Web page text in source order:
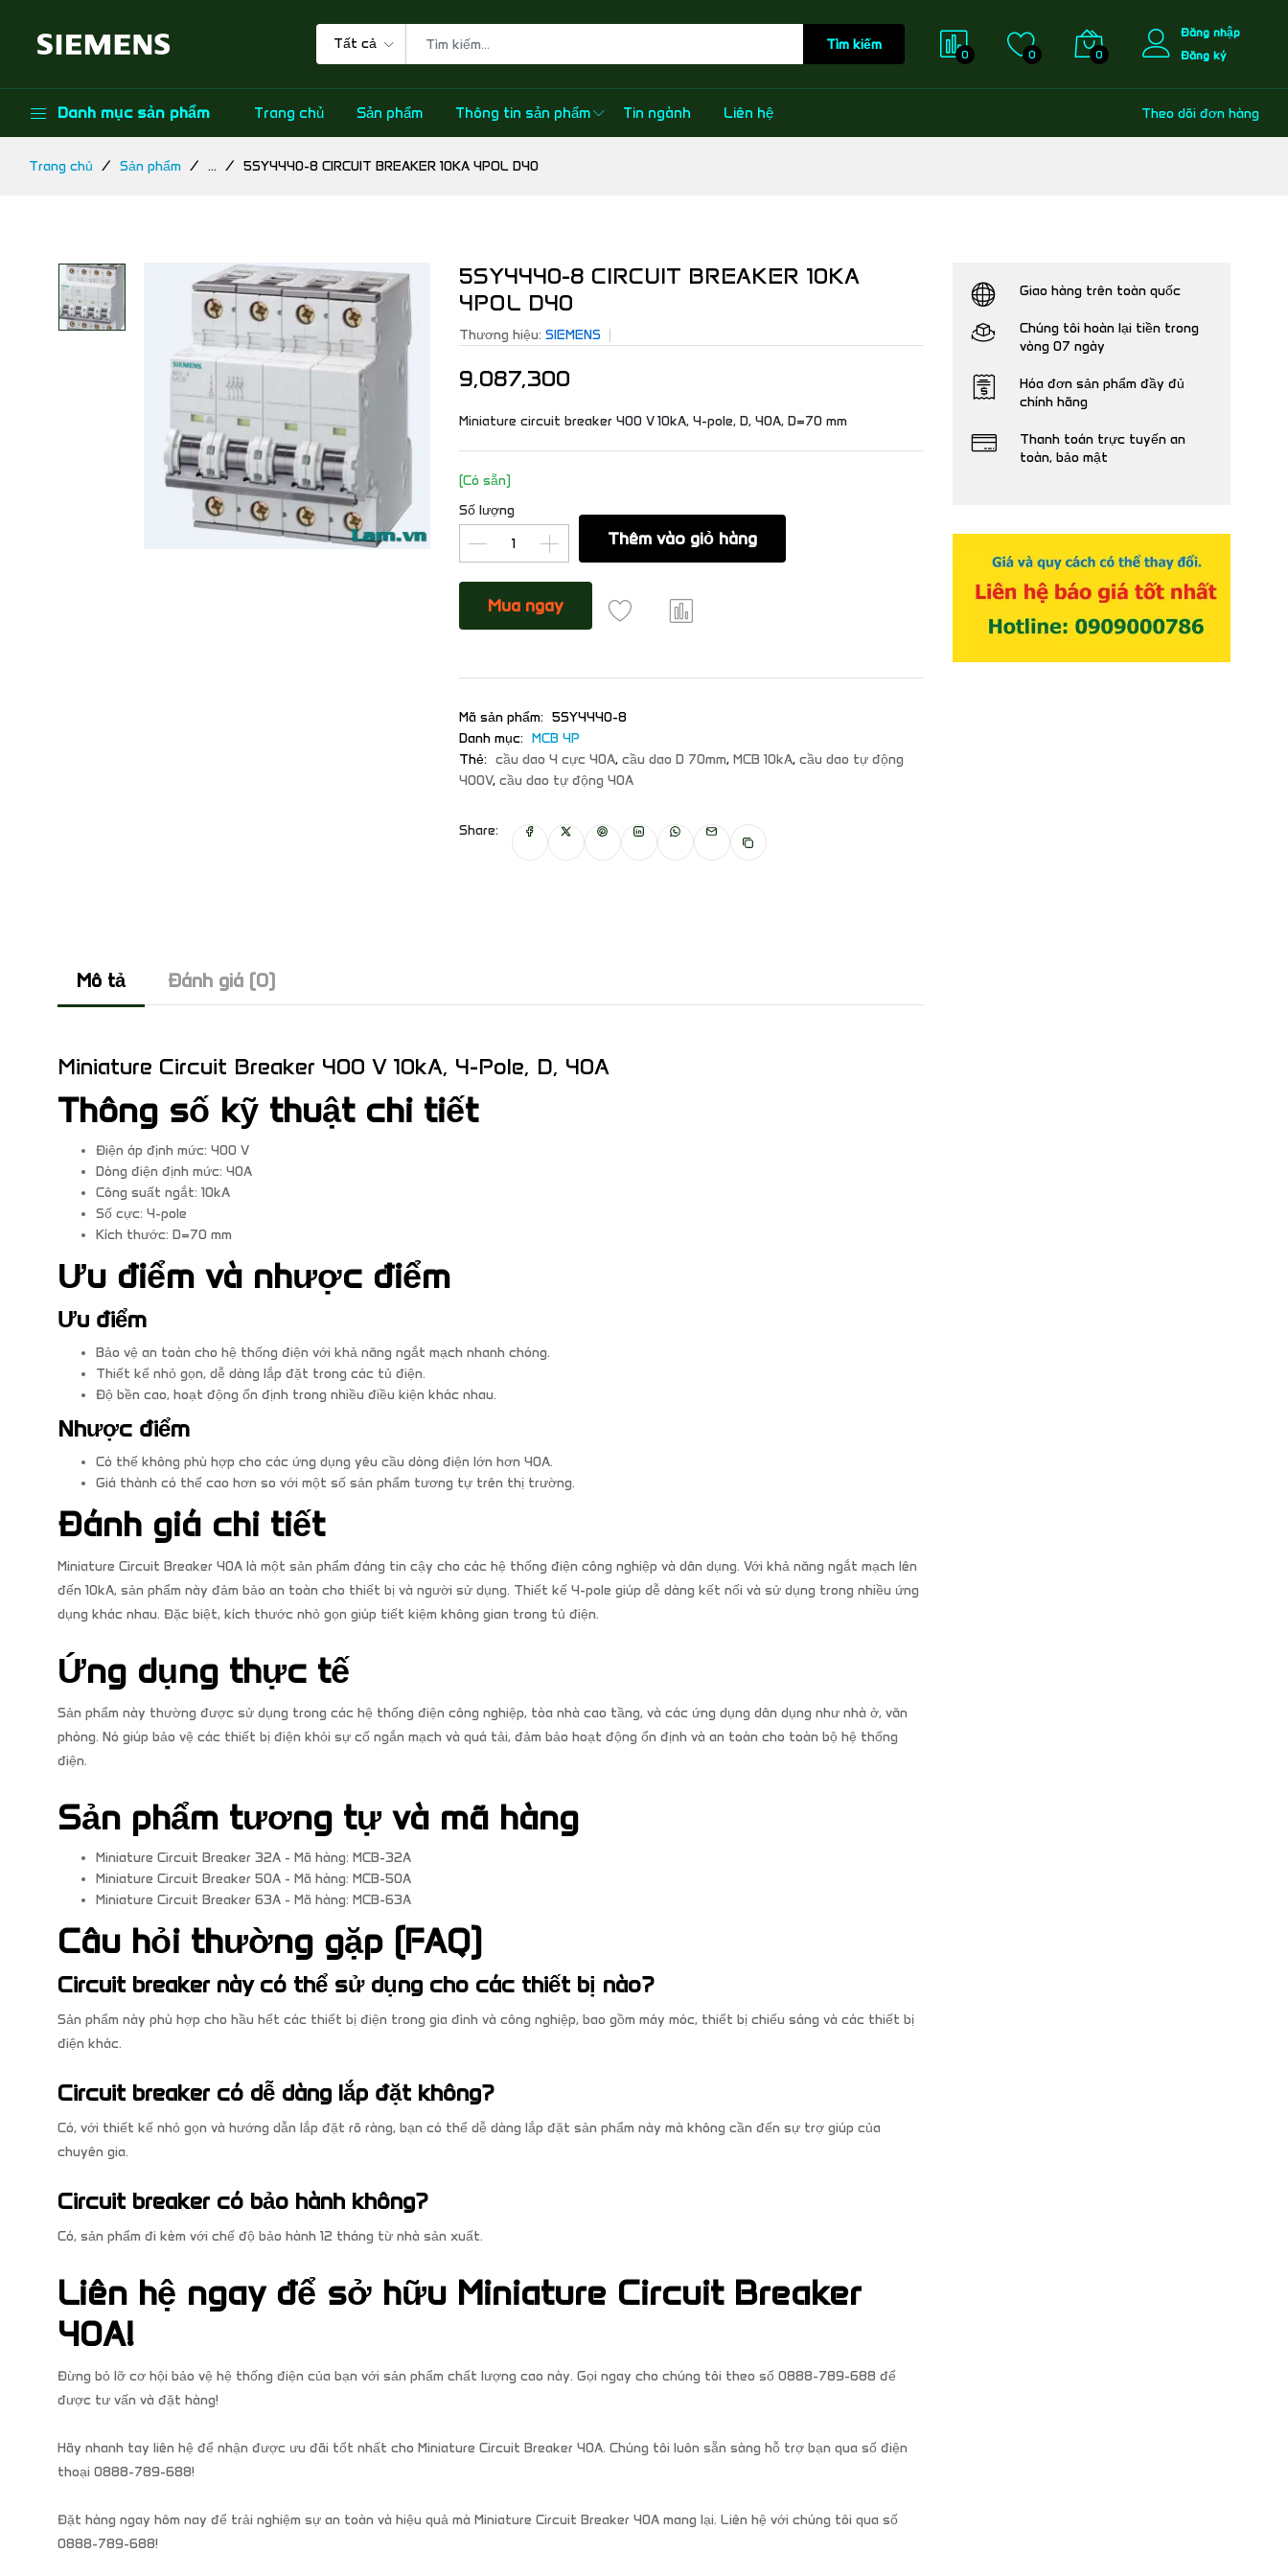
Tất cả Tìm kiếm
0 0 0
Đăng nhập
Đăng ký
Danh mục sản phẩm Trang chủ Sản phẩm Thông tin sản phẩm Tin ngành Liên hệ Theo dõi đơn hàng
Trang chủ Sản phẩm ... 5SY4440-8 CIRCUIT BREAKER 10KA 4POL D40
5SY4440-8 CIRCUIT BREAKER 10KA
4POL D40
Thương hiệu: SIEMENS
9,087,300
Miniature circuit breaker 400 V 10kA, 4-pole, D, 40A, D=70 mm
(Có sẵn)
Số lượng
Thêm vào giỏ hàng
Mua ngay
Mã sản phẩm: 5SY4440-8
Danh mục: MCB 4P
Thẻ: cầu dao 4 cực 40A, cầu dao D 70mm, MCB 10kA, cầu dao tự động
400V, cầu dao tự động 40A
Share:
Mô tả Đánh giá (0)
Miniature Circuit Breaker 400 V 10kA, 4-Pole, D, 40A
Thông số kỹ thuật chi tiết
Điện áp định mức: 400 V
Dòng điện định mức: 40A
Công suất ngắt: 10kA
Số cực: 4-pole
Kích thước: D=70 mm
Ưu điểm và nhược điểm
Ưu điểm
Bảo vệ an toàn cho hệ thống điện với khả năng ngắt mạch nhanh chóng.
Thiết kế nhỏ gọn, dễ dàng lắp đặt trong các tủ điện.
Độ bền cao, hoạt động ổn định trong nhiều điều kiện khác nhau.
Nhược điểm
Có thể không phù hợp cho các ứng dụng yêu cầu dòng điện lớn hơn 40A.
Giá thành có thể cao hơn so với một số sản phẩm tương tự trên thị trường.
Đánh giá chi tiết
Miniature Circuit Breaker 40A là một sản phẩm đáng tin cậy cho các hệ thống điện công nghiệp và dân dụng. Với khả năng ngắt mạch lên
đến 10kA, sản phẩm này đảm bảo an toàn cho thiết bị và người sử dụng. Thiết kế 4-pole giúp dễ dàng kết nối và sử dụng trong nhiều ứng
dụng khác nhau. Đặc biệt, kích thước nhỏ gọn giúp tiết kiệm không gian trong tủ điện.
Ứng dụng thực tế
Sản phẩm này thường được sử dụng trong các hệ thống điện công nghiệp, tòa nhà cao tầng, và các ứng dụng dân dụng như nhà ở, văn
phòng. Nó giúp bảo vệ các thiết bị điện khỏi sự cố ngắn mạch và quá tải, đảm bảo hoạt động ổn định và an toàn cho toàn bộ hệ thống
điện.
Sản phẩm tương tự và mã hàng
Miniature Circuit Breaker 32A - Mã hàng: MCB-32A
Miniature Circuit Breaker 50A - Mã hàng: MCB-50A
Miniature Circuit Breaker 63A - Mã hàng: MCB-63A
Câu hỏi thường gặp (FAQ)
Circuit breaker này có thể sử dụng cho các thiết bị nào?
Sản phẩm này phù hợp cho hầu hết các thiết bị điện trong gia đình và công nghiệp, bao gồm máy móc, thiết bị chiếu sáng và các thiết bị
điện khác.
Circuit breaker có dễ dàng lắp đặt không?
Có, với thiết kế nhỏ gọn và hướng dẫn lắp đặt rõ ràng, bạn có thể dễ dàng lắp đặt sản phẩm này mà không cần đến sự trợ giúp của
chuyên gia.
Circuit breaker có bảo hành không?
Có, sản phẩm đi kèm với chế độ bảo hành 12 tháng từ nhà sản xuất.
Liên hệ ngay để sở hữu Miniature Circuit Breaker
40A!
Đừng bỏ lỡ cơ hội bảo vệ hệ thống điện của bạn với sản phẩm chất lượng cao này. Gọi ngay cho chúng tôi theo số 0888-789-688 để
được tư vấn và đặt hàng!
Hãy nhanh tay liên hệ để nhận được ưu đãi tốt nhất cho Miniature Circuit Breaker 40A. Chúng tôi luôn sẵn sàng hỗ trợ bạn qua số điện
thoại 0888-789-688!
Đặt hàng ngay hôm nay để trải nghiệm sự an toàn và hiệu quả mà Miniature Circuit Breaker 40A mang lại. Liên hệ với chúng tôi qua số
0888-789-688!
Giao hàng trên toàn quốc
Chúng tôi hoàn lại tiền trong
vòng 07 ngày
Hóa đơn sản phẩm đầy đủ
chính hãng
Thanh toán trực tuyến an
toàn, bảo mật